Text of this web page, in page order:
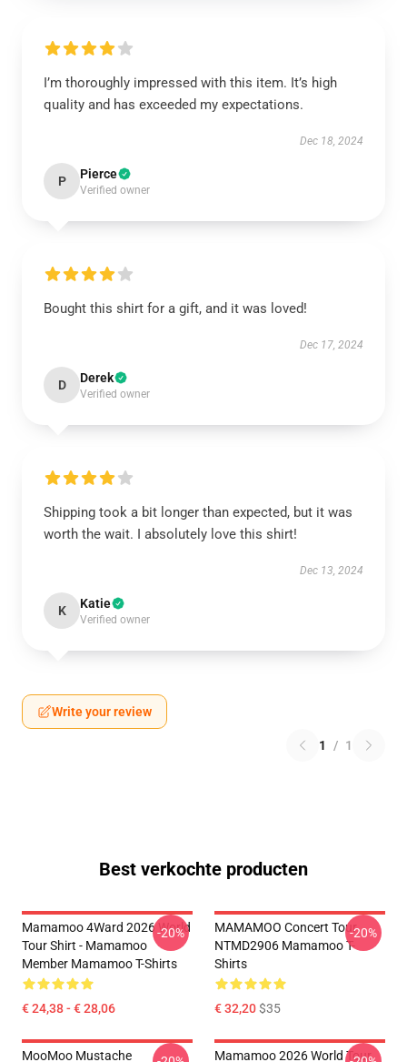
I’m thoroughly impressed with this item. It’s high
quality and has exceeded my expectations.
Dec 18, 2024
P Pierce
Verified owner
Bought this shirt for a gift, and it was loved!
Dec 17, 2024
D Derek
Verified owner
Shipping took a bit longer than expected, but it was
worth the wait. I absolutely love this shirt!
Dec 13, 2024
K Katie
Verified owner
Write your review
1 / 1
Best verkochte producten
Mamamoo 4Ward 2026 World
Tour Shirt - Mamamoo
Member Mamamoo T-Shirts
€ 24,38 - € 28,06
-20%
MAMAMOO Concert Tour
NTMD2906 Mamamoo T-
Shirts
€ 32,20$35
-20%
MooMoo Mustache
Mamamoo 2026 World Tour